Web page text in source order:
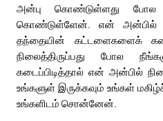
அன்பு கொண்டுள்ளது போல
கொண்டுள்ளேன். என் அன்பில்
தந்தையின் கட்டளைகளைக்
நிலைத்திருப்பது போல
கடைப்பிடித்தால் என் அன்பில்
உங்களுள் இருக்கவும் உங்கள்
உங்களிடம் சொன்னேன்.